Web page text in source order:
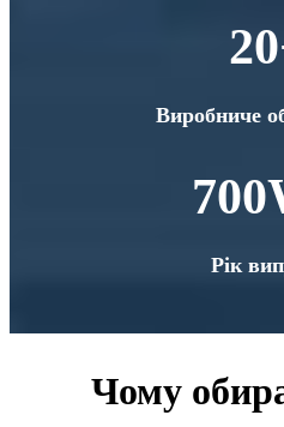
20
Виробниче
700
Рік
Чому